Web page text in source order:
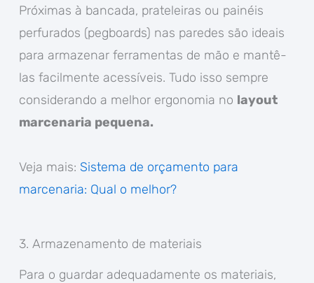
Próximas à bancada, prateleiras ou painéis
perfurados (pegboards) nas paredes são ideais
para armazenar ferramentas de mão e mantê-
las facilmente acessíveis. Tudo isso sempre
considerando a melhor ergonomia no layout
marcenaria pequena.
Veja mais: Sistema de orçamento para
marcenaria: Qual o melhor?
3. Armazenamento de materiais
Para o guardar adequadamente os materiais,